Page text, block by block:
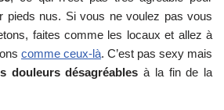
pieds nus. Si vous ne voulez pas vous
faites comme les locaux et allez à
comme ceux-là. C’est pas sexy mais
douleurs désagréables à la fin de la